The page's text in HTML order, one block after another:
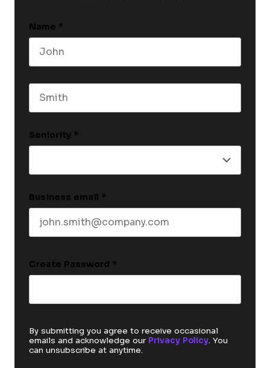
Name *
Seniority *
Business email *
Create Password *
By submitting you agree to receive occasional
emails and acknowledge our Privacy Policy . You
can unsubscribe at anytime.